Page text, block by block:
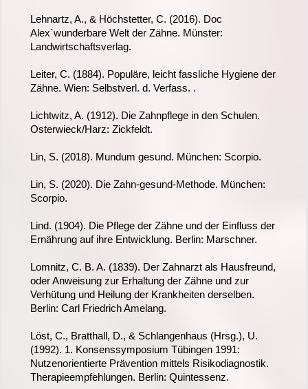
Lehnartz, A., & Höchstetter, C. (2016). Doc
Alex`wunderbare Welt der Zähne. Münster:
Landwirtschaftsverlag.
Leiter, C. (1884). Populäre, leicht fassliche Hygiene der
Zähne. Wien: Selbstverl. d. Verfass. .
Lichtwitz, A. (1912). Die Zahnpflege in den Schulen.
Osterwieck/Harz: Zickfeldt.
Lin, S. (2018). Mundum gesund. München: Scorpio.
Lin, S. (2020). Die Zahn-gesund-Methode. München:
Scorpio.
Lind. (1904). Die Pflege der Zähne und der Einfluss der
Ernährung auf ihre Entwicklung. Berlin: Marschner.
Lomnitz, C. B. A. (1839). Der Zahnarzt als Hausfreund,
oder Anweisung zur Erhaltung der Zähne und zur
Verhütung und Heilung der Krankheiten derselben.
Berlin: Carl Friedrich Amelang.
Löst, C., Bratthall, D., & Schlangenhaus (Hrsg.), U.
(1992). 1. Konsenssymposium Tübingen 1991:
Nutzenorientierte Prävention mittels Risikodiagnostik.
Therapieempfehlungen. Berlin: Quintessenz.